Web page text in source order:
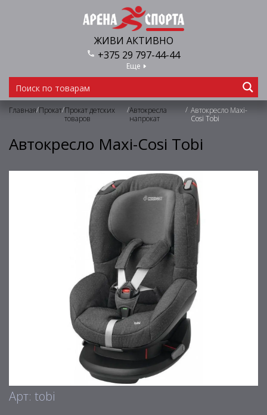
ЖИВИ АКТИВНО
+375 29 797-44-44
Еще
Главная/Прокат/Прокат детских
товаров
/Автокресла
напрокат
/ Автокресло Maxi-
Cosi Tobi
Автокресло Maxi-Cosi Tobi
Арт: tobi